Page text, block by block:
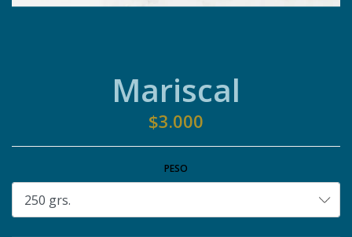
Mariscal
$3.000
PESO